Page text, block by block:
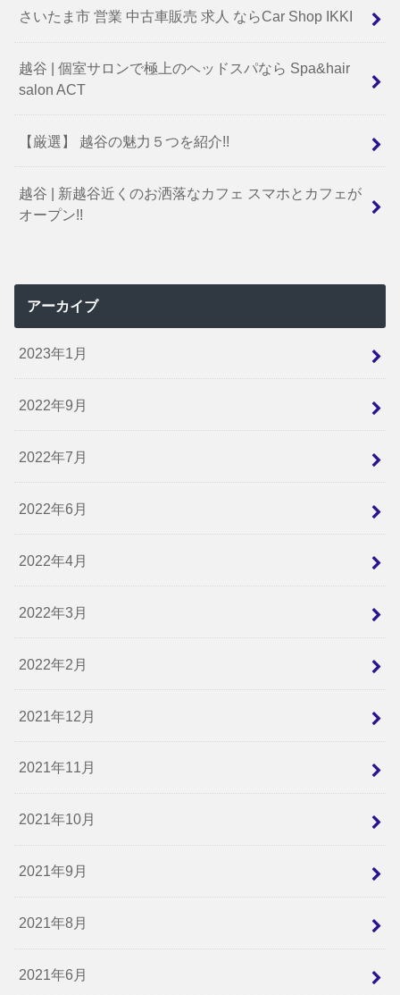
さいたま市 営業 中古車販売 求人 ならCar Shop IKKI
越谷 | 個室サロンで極上のヘッドスパなら Spa&hair
salon ACT
【厳選】 越谷の魅力５つを紹介!!
越谷 | 新越谷近くのお洒落なカフェ スマホとカフェが
オープン!!
アーカイブ
2023年1月
2022年9月
2022年7月
2022年6月
2022年4月
2022年3月
2022年2月
2021年12月
2021年11月
2021年10月
2021年9月
2021年8月
2021年6月